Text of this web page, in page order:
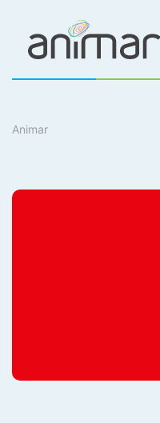
Animar